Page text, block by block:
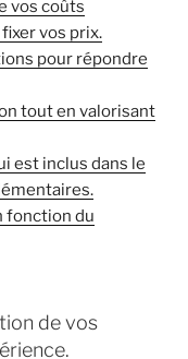
vos coûts
vos prix.
pour répondre
tout en valorisant
est inclus dans le
fonction du
de vos